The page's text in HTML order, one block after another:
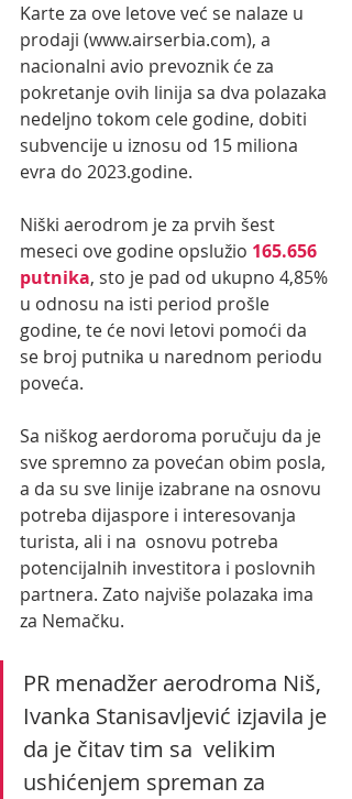
Karte za ove letove već se nalaze u
prodaji (www.airserbia.com), a
nacionalni avio prevoznik će za
pokretanje ovih linija sa dva polazaka
nedeljno tokom cele godine, dobiti
subvencije u iznosu od 15 miliona
evra do 2023.godine.
Niški aerodrom je za prvih šest
meseci ove godine opslužio 165.656
putnika, sto je pad od ukupno 4,85%
u odnosu na isti period prošle
godine, te će novi letovi pomoći da
se broj putnika u narednom periodu
poveća.
Sa niškog aerdoroma poručuju da je
sve spremno za povećan obim posla,
a da su sve linije izabrane na osnovu
potreba dijaspore i interesovanja
turista, ali i na  osnovu potreba
potencijalnih investitora i poslovnih
partnera. Zato najviše polazaka ima
za Nemačku.
PR menadžer aerodroma Niš,
Ivanka Stanisavljević izjavila je
da je čitav tim sa  velikim
ushićenjem spreman za